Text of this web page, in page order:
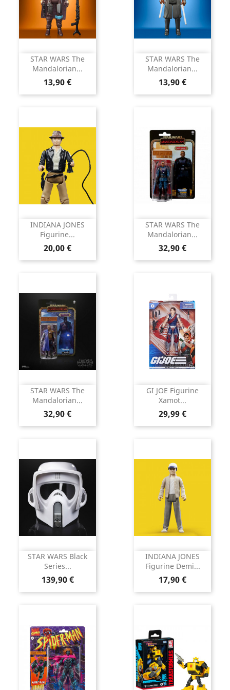
STAR WARS The
Mandalorian...
Prix
13,90 €
STAR WARS The
Mandalorian...
Prix
13,90 €
INDIANA JONES
Figurine...
Prix
20,00 €
STAR WARS The
Mandalorian...
Prix
32,90 €
STAR WARS The
Mandalorian...
Prix
32,90 €
GI JOE Figurine
Xamot...
Prix
29,99 €
STAR WARS Black
Series...
Prix
139,90 €
INDIANA JONES
Figurine Demi...
Prix
17,90 €